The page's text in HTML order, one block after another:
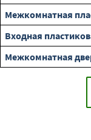
Межкомнатная
Входная
Межкомнатная